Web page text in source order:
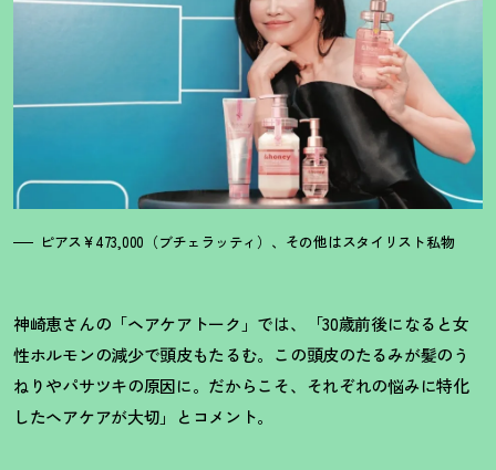
ピアス¥473,000（ブチェラッティ）、その他はスタイリスト私物
神崎恵さんの「ヘアケアトーク」では、「30歳前後になると女
性ホルモンの減少で頭皮もたるむ。この頭皮のたるみが髪のう
ねりやパサツキの原因に。だからこそ、それぞれの悩みに特化
したヘアケアが大切」とコメント。